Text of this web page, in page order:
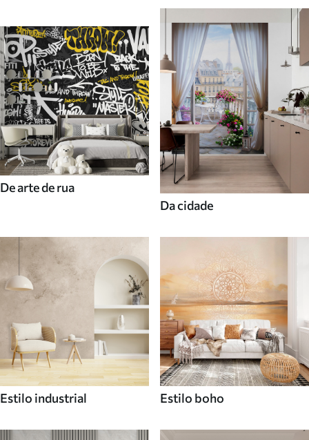
De arte de rua
Da cidade
Estilo industrial Estilo boho